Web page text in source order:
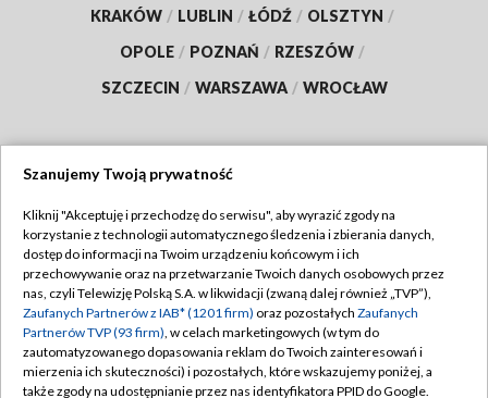
KRAKÓW / LUBLIN / ŁÓDŹ / OLSZTYN /
OPOLE / POZNAŃ / RZESZÓW /
SZCZECIN / WARSZAWA / WROCŁAW
TVP
Abonament TVP
Emisja w TVP
Centrum informacji TVP
Naziemna Telewizja Cyfrowa
Regulamin TVP
Polityka prywatności
Moje zgody
Pomoc
Szanujemy Twoją prywatność
Kliknij "Akceptuję i przechodzę do serwisu", aby wyrazić zgody na
korzystanie z technologii automatycznego śledzenia i zbierania danych,
dostęp do informacji na Twoim urządzeniu końcowym i ich
przechowywanie oraz na przetwarzanie Twoich danych osobowych przez
nas, czyli Telewizję Polską S.A. w likwidacji (zwaną dalej również „TVP”),
Zaufanych Partnerów z IAB* (1201 firm) oraz pozostałych Zaufanych
Partnerów TVP (93 firm), w celach marketingowych (w tym do
zautomatyzowanego dopasowania reklam do Twoich zainteresowań i
mierzenia ich skuteczności) i pozostałych, które wskazujemy poniżej, a
także zgody na udostępnianie przez nas identyfikatora PPID do Google.